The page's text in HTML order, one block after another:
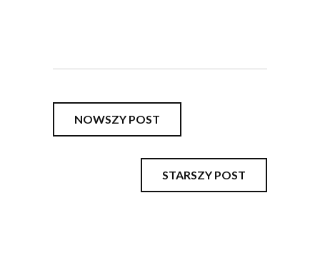
NOWSZY POST
STARSZY POST